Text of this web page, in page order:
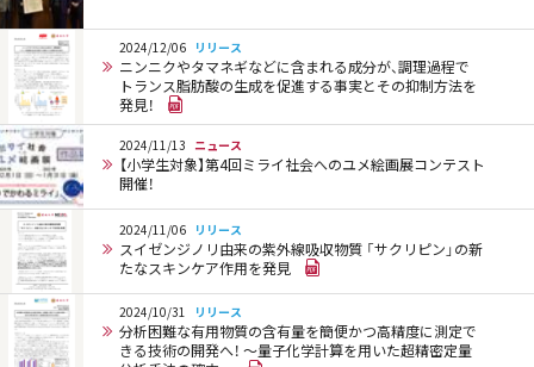
2024/12/06 リリース
ニンニクやタマネギなどに含まれる成分が、調理過程で
トランス脂肪酸の生成を促進する事実とその抑制方法を
発見！
2024/11/13 ニュース
【小学生対象】第4回ミライ社会へのユメ絵画展コンテスト
開催！
2024/11/06 リリース
スイゼンジノリ由来の紫外線吸収物質 「サクリピン」の新
たなスキンケア作用を発見
2024/10/31 リリース
分析困難な有用物質の含有量を簡便かつ高精度に測定で
きる技術の開発へ！ ～量子化学計算を用いた超精密定量